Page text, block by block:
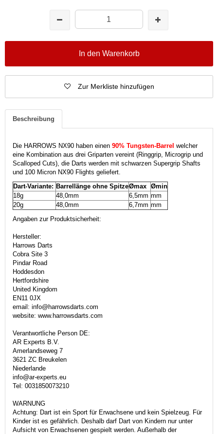
In den Warenkorb
Zur Merkliste hinzufügen
Beschreibung
Die HARROWS NX90 haben einen 90% Tungsten-Barrel welcher
eine Kombination aus drei Griparten vereint (Ringgrip, Microgrip und
Scalloped Cuts), die Darts werden mit schwarzen Supergrip Shafts
und 100 Micron NX90 Flights geliefert.
Dart-Variante: Barrellänge ohne SpitzeØmax Ømin
18g
48,0mm 6,5mm mm
20g
48,0mm 6,7mm mm
Angaben zur Produktsicherheit:
Hersteller:
Harrows Darts
Cobra Site 3
Pindar Road
Hoddesdon
Hertfordshire
United Kingdom
EN11 0JX
email: info@harrowsdarts.com
website: www.harrowsdarts.com
Verantwortliche Person DE:
AR Experts B.V.
Amerlandseweg 7
3621 ZC Breukelen
Niederlande
info@ar-experts.eu
Tel: 0031850073210
WARNUNG
Achtung: Dart ist ein Sport für Erwachsene und kein Spielzeug. Für
Kinder ist es gefährlich. Deshalb darf Dart von Kindern nur unter
Aufsicht von Erwachsenen gespielt werden. Außerhalb der